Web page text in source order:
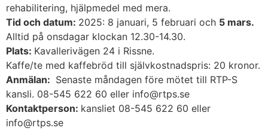
rehabilitering, hjälpmedel med mera.
Tid och datum: 2025: 8 januari, 5 februari och 5 mars.
Alltid på onsdagar klockan 12.30-14.30.
Plats: Kavallerivägen 24 i Rissne.
Kaffe/te med kaffebröd till självkostnadspris: 20 kronor.
Anmälan: Senaste måndagen före mötet till RTP-S
kansli. 08-545 622 60 eller info@rtps.se
Kontaktperson: kansliet 08-545 622 60 eller
info@rtps.se